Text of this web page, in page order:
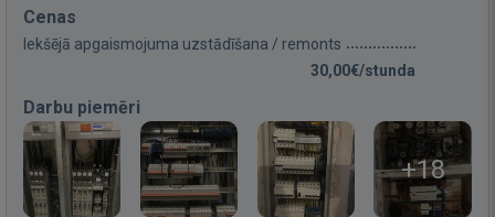
Cenas
Iekšējā apgaismojuma uzstādīšana / remonts
30,00€/stunda
Darbu piemēri
+18